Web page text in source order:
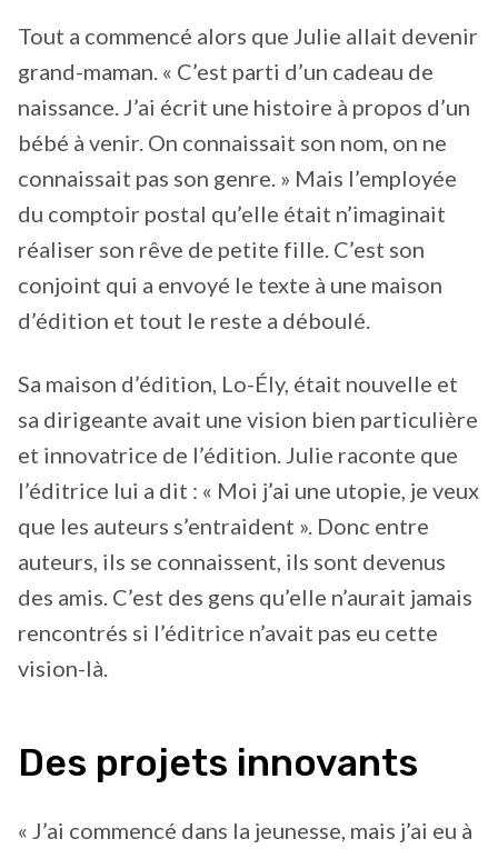
Tout a commencé alors que Julie allait devenir
grand-maman. « C’est parti d’un cadeau de
naissance. J’ai écrit une histoire à propos d’un
bébé à venir. On connaissait son nom, on ne
connaissait pas son genre. » Mais l’employée
du comptoir postal qu’elle était n’imaginait
réaliser son rêve de petite fille. C’est son
conjoint qui a envoyé le texte à une maison
d’édition et tout le reste a déboulé.
Sa maison d’édition, Lo-Ély, était nouvelle et
sa dirigeante avait une vision bien particulière
et innovatrice de l’édition. Julie raconte que
l’éditrice lui a dit : « Moi j’ai une utopie, je veux
que les auteurs s’entraident ». Donc entre
auteurs, ils se connaissent, ils sont devenus
des amis. C’est des gens qu’elle n’aurait jamais
rencontrés si l’éditrice n’avait pas eu cette
vision-là.
Des projets innovants
« J’ai commencé dans la jeunesse, mais j’ai eu à